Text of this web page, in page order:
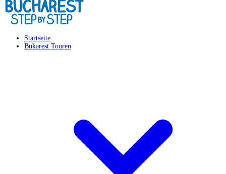
Startseite
Bukarest Touren